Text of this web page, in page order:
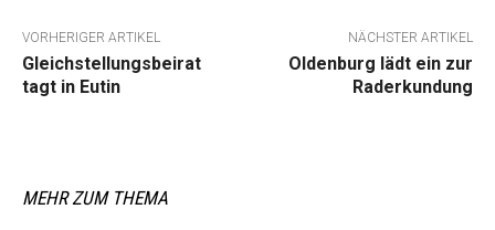
VORHERIGER ARTIKEL
Gleichstellungsbeirat
tagt in Eutin
NÄCHSTER ARTIKEL
Oldenburg lädt ein zur
Raderkundung
MEHR ZUM THEMA